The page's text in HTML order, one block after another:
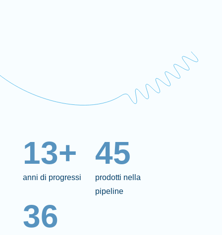
13+
anni di progressi
45
prodotti nella
pipeline
36